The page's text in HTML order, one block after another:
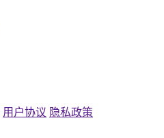
用户协议 隐私政策